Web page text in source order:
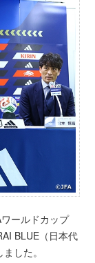
ールドカップ
BLUE（日本代
した。